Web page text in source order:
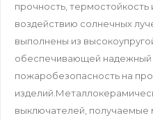
прочность, термостойкость
воздействию солнечных
выполнены из
обеспечивающей надежный
пожаробезопасность на
выключателей, получаемые